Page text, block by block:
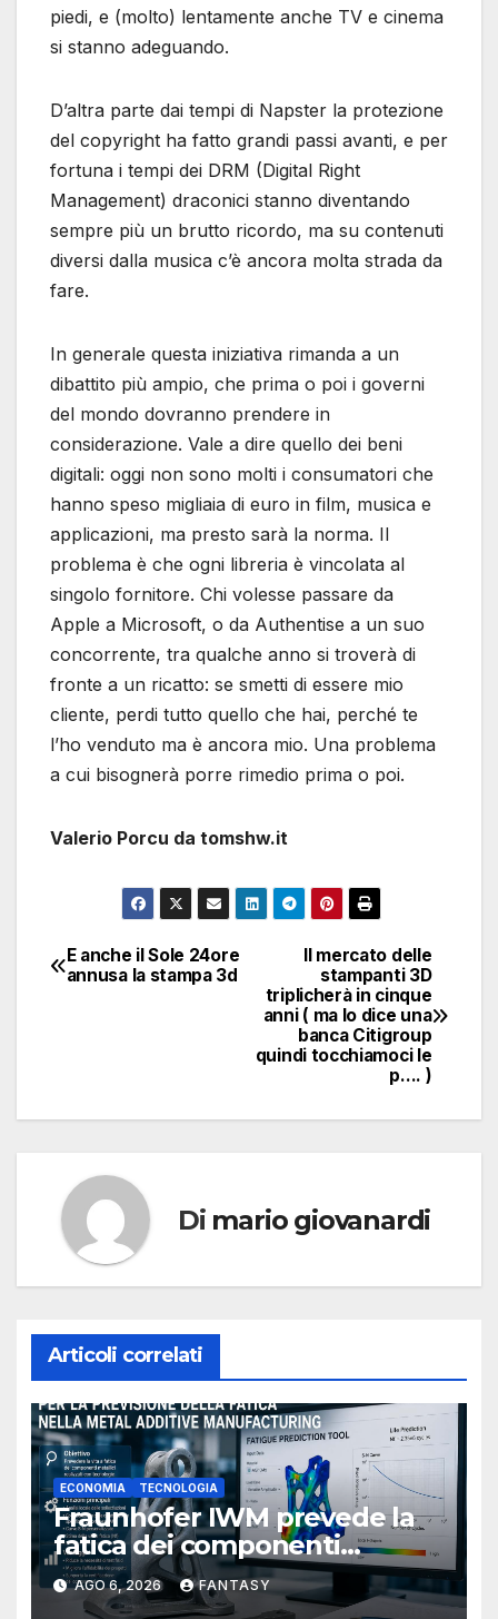
piedi, e (molto) lentamente anche TV e cinema
si stanno adeguando.
D’altra parte dai tempi di Napster la protezione
del copyright ha fatto grandi passi avanti, e per
fortuna i tempi dei DRM (Digital Right
Management) draconici stanno diventando
sempre più un brutto ricordo, ma su contenuti
diversi dalla musica c’è ancora molta strada da
fare.
In generale questa iniziativa rimanda a un
dibattito più ampio, che prima o poi i governi
del mondo dovranno prendere in
considerazione. Vale a dire quello dei beni
digitali: oggi non sono molti i consumatori che
hanno speso migliaia di euro in film, musica e
applicazioni, ma presto sarà la norma. Il
problema è che ogni libreria è vincolata al
singolo fornitore. Chi volesse passare da
Apple a Microsoft, o da Authentise a un suo
concorrente, tra qualche anno si troverà di
fronte a un ricatto: se smetti di essere mio
cliente, perdi tutto quello che hai, perché te
l’ho venduto ma è ancora mio. Una problema
a cui bisognerà porre rimedio prima o poi.
Valerio Porcu da tomshw.it
Navigazione
Il mercato delle
stampanti 3D
triplicherà in cinque
anni ( ma lo dice una
banca Citigroup
quindi tocchiamoci le
p…. )
E anche il Sole 24ore
annusa la stampa 3d
Di mario giovanardi
Articoli correlati
ECONOMIA TECNOLOGIA
Fraunhofer IWM prevede la
fatica dei componenti
metallici stampati in 3D
AGO 6, 2026 FANTASY